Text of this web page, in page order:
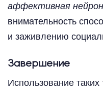
аффективная
внимательность
и заживлению
Завершение
Использование